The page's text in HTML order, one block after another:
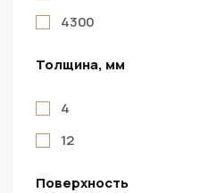
4300
Толщина, мм
4
12
Поверхность